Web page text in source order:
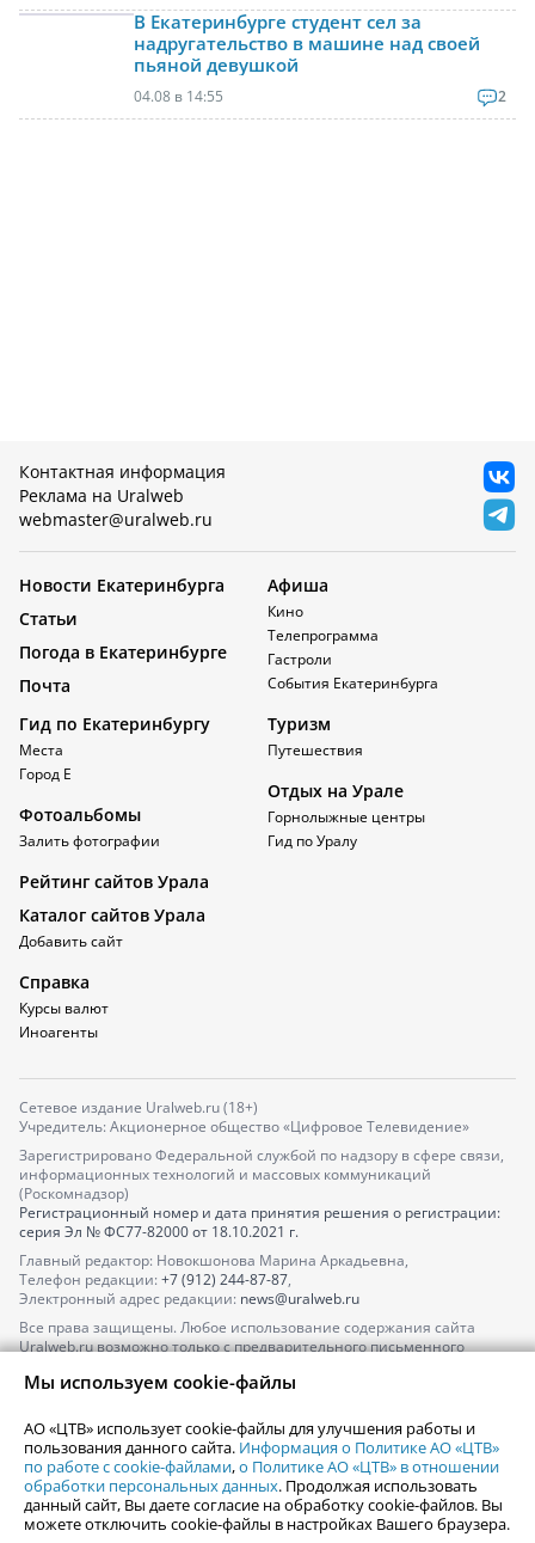
В Екатеринбурге студент сел за
надругательство в машине над своей
пьяной девушкой
04.08 в 14:55 2
Контактная информация
Реклама на Uralweb
webmaster@uralweb.ru
Новости Екатеринбурга
Статьи
Погода в Екатеринбурге
Почта
Афиша
Кино
Телепрограмма
Гастроли
События Екатеринбурга
Гид по Екатеринбургу
Места
Город Е
Фотоальбомы
Залить фотографии
Туризм
Путешествия
Отдых на Урале
Горнолыжные центры
Гид по Уралу
Рейтинг сайтов Урала
Каталог сайтов Урала
Добавить сайт
Справка
Курсы валют
Иноагенты
Сетевое издание Uralweb.ru (18+)
Учредитель: Акционерное общество «Цифровое Телевидение»
Зарегистрировано Федеральной службой по надзору в сфере связи,
информационных технологий и массовых коммуникаций
(Роскомнадзор)
Регистрационный номер и дата принятия решения о регистрации:
серия Эл № ФС77-82000от 18.10.2021 г.
Главный редактор: Новокшонова Марина Аркадьевна,
Телефон редакции: +7 (912) 244-87-87,
Электронный адрес редакции: news@uralweb.ru
Все права защищены. Любое использование содержания сайта
Uralweb.ru возможно только с предварительного письменного
По вопросам размещения рекламы обращайтесь по тел.
По вопросам размещения информации в разделе «Афиша»
afisha@uralweb.ru
Пользовательское соглашение на использование сайта
Политика АО «ЦТВ» в отношении обработки персональных данных
Мы используем cookie-файлы
АО «ЦТВ» использует cookie-файлы для улучшения работы и
пользования данного сайта. Информация о Политике АО «ЦТВ»
по работе с cookie-файлами,о Политике АО «ЦТВ» в отношении
обработки персональных данных. Продолжая использовать
данный сайт, Вы даете согласие на обработку cookie-файлов. Вы
можете отключить cookie-файлы в настройках Вашего браузера.